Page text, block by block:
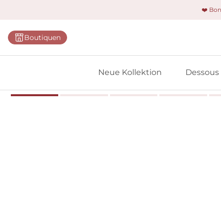
❤️
Boutiquen
Neue Kollektion Dessous